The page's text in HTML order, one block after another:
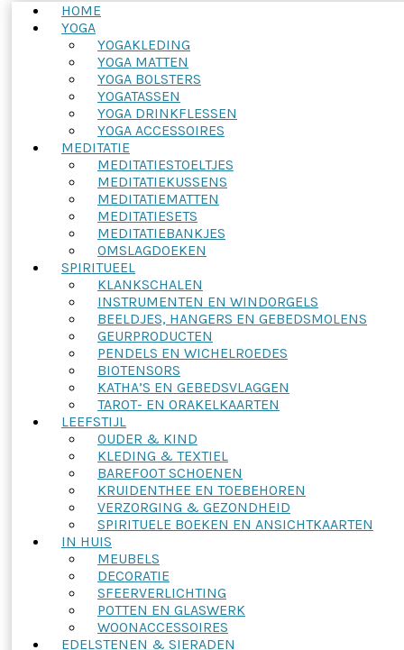
HOME
YOGA
YOGAKLEDING
YOGA MATTEN
YOGA BOLSTERS
YOGATASSEN
YOGA DRINKFLESSEN
YOGA ACCESSOIRES
MEDITATIE
MEDITATIESTOELTJES
MEDITATIEKUSSENS
MEDITATIEMATTEN
MEDITATIESETS
MEDITATIEBANKJES
OMSLAGDOEKEN
SPIRITUEEL
KLANKSCHALEN
INSTRUMENTEN EN WINDORGELS
BEELDJES, HANGERS EN GEBEDSMOLENS
GEURPRODUCTEN
PENDELS EN WICHELROEDES
BIOTENSORS
KATHA’S EN GEBEDSVLAGGEN
TAROT- EN ORAKELKAARTEN
LEEFSTIJL
OUDER & KIND
KLEDING & TEXTIEL
BAREFOOT SCHOENEN
KRUIDENTHEE EN TOEBEHOREN
VERZORGING & GEZONDHEID
SPIRITUELE BOEKEN EN ANSICHTKAARTEN
IN HUIS
MEUBELS
DECORATIE
SFEERVERLICHTING
POTTEN EN GLASWERK
WOONACCESSOIRES
EDELSTENEN & SIERADEN